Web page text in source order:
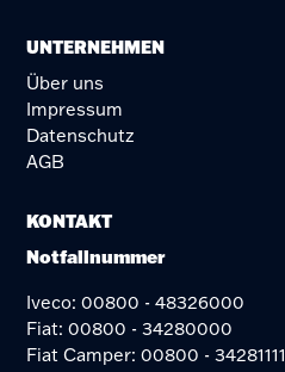
UNTERNEHMEN
Über uns
Impressum
Datenschutz
AGB
KONTAKT
Notfallnummer
Iveco: 00800 - 48326000
Fiat: 00800 - 34280000
Fiat Camper: 00800 - 34281111